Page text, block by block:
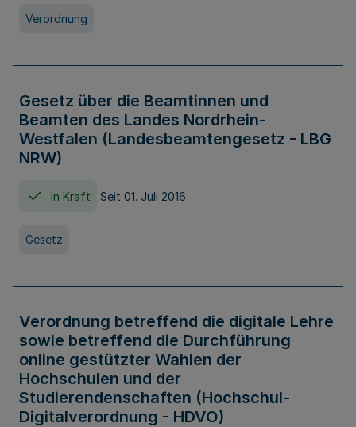
Verordnung
Gesetz über die Beamtinnen und
Beamten des Landes Nordrhein-
Westfalen (Landesbeamtengesetz - LBG
NRW)
In Kraft Seit 01. Juli 2016
Gesetz
Verordnung betreffend die digitale Lehre
sowie betreffend die Durchführung
online gestützter Wahlen der
Hochschulen und der
Studierendenschaften (Hochschul-
Digitalverordnung - HDVO)